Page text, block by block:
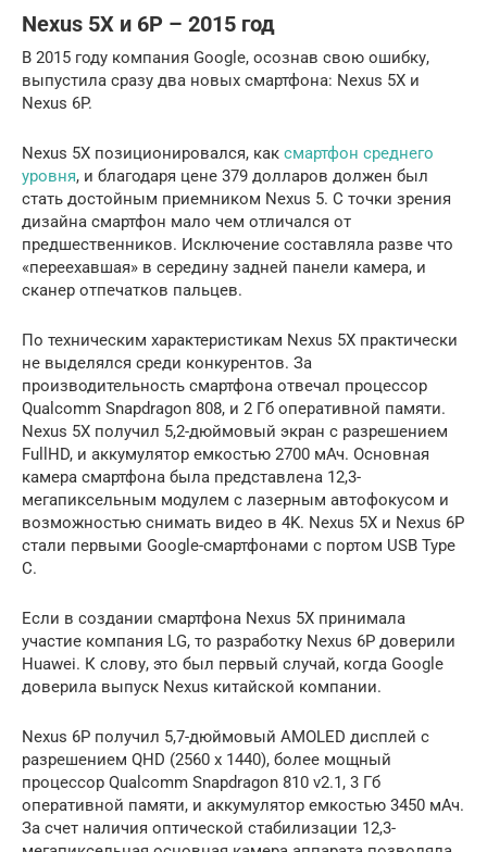
Nexus 5X и 6P – 2015 год
В 2015 году компания Google, осознав свою ошибку,
выпустила сразу два новых смартфона: Nexus 5X и
Nexus 6P.
Nexus 5X позиционировался, как смартфон среднего
уровня, и благодаря цене 379 долларов должен был
стать достойным приемником Nexus 5. С точки зрения
дизайна смартфон мало чем отличался от
предшественников. Исключение составляла разве что
«переехавшая» в середину задней панели камера, и
сканер отпечатков пальцев.
По техническим характеристикам Nexus 5X практически
не выделялся среди конкурентов. За
производительность смартфона отвечал процессор
Qualcomm Snapdragon 808, и 2 Гб оперативной памяти.
Nexus 5X получил 5,2-дюймовый экран с разрешением
FullHD, и аккумулятор емкостью 2700 мАч. Основная
камера смартфона была представлена 12,3-
мегапиксельным модулем с лазерным автофокусом и
возможностью снимать видео в 4K. Nexus 5X и Nexus 6P
стали первыми Google-смартфонами с портом USB Type
C.
Если в создании смартфона Nexus 5X принимала
участие компания LG, то разработку Nexus 6P доверили
Huawei. К слову, это был первый случай, когда Google
доверила выпуск Nexus китайской компании.
Nexus 6P получил 5,7-дюймовый AMOLED дисплей с
разрешением QHD (2560 x 1440), более мощный
процессор Qualcomm Snapdragon 810 v2.1, 3 Гб
оперативной памяти, и аккумулятор емкостью 3450 мАч.
За счет наличия оптической стабилизации 12,3-